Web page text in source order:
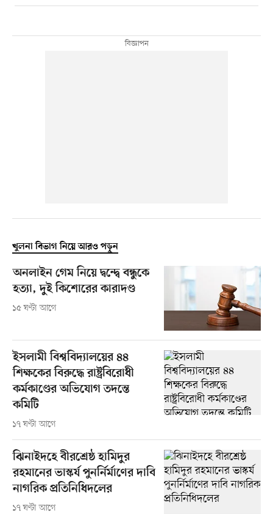
খুলনা বিভাগ নিয়ে আরও পড়ুন
অনলাইন গেম নিয়ে দ্বন্দ্বে বন্ধুকে
হত্যা, দুই কিশোরের কারাদণ্ড
১৫ ঘণ্টা আগে
ইসলামী বিশ্ববিদ্যালয়ের ৪৪
শিক্ষকের বিরুদ্ধে রাষ্ট্রবিরোধী
কর্মকাণ্ডের অভিযোগ তদন্তে
কমিটি
১৭ ঘণ্টা আগে
ঝিনাইদহে বীরশ্রেষ্ঠ হামিদুর
রহমানের ভাস্কর্য পুনর্নির্মাণের দাবি
নাগরিক প্রতিনিধিদলের
১৭ ঘণ্টা আগে